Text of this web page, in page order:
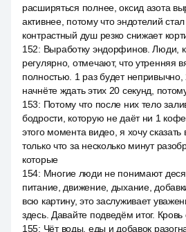
расширяться полнее, оксид азота
активнее, потому что эндотелий
контрастный душ резко снижает
152: Выработку эндорфинов. Люди,
регулярно, отмечают, что утренняя
полностью. 1 раз будет
начнёте ждать этих 20 секунд,
153: Потому что после них тело
бодрости, которую не даёт ни 1
этого момента видео, я хочу
только что за несколько минут
которые
154: Многие люди не понимают
питание, движение, дыхание,
всю картину, это заслуживает
здесь. Давайте подведём итог. Кровь
155: Чёт воды, еды и добавок